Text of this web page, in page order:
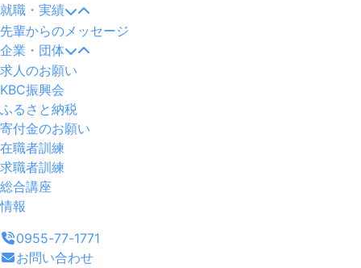
就職・実績
先輩からのメッセージ
企業・団体
求人のお願い
KBC振興会
ふるさと納税
寄付金のお願い
在職者訓練
求職者訓練
総合講座
情報
0955-77-1771
お問い合わせ